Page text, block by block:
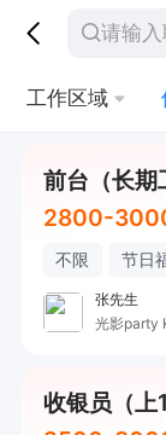
工作区域
前台（长期
2800-
不限 节日
张先生
光影party
收银员（